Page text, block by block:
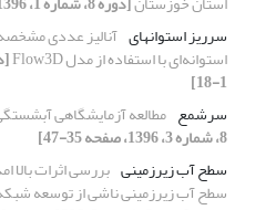
سرریز استوانهای آنالیز عددی
استوانه‌ای با استفاده از مدل Flow3D
1-18]
سرشمع مطالعه آزمایشگاهی
8، شماره 3، 1396، صفحه 35-47]
سطح آب زیرزمینی بررسی اثرات بالا
سطح آب زیر‌زمینی ناشی از توسعه